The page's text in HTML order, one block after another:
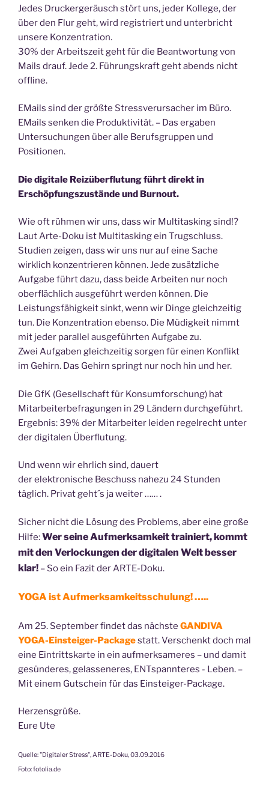
Jedes Druckergeräusch stört uns, jeder Kollege, der
über den Flur geht, wird registriert und unterbricht
unsere Konzentration.
30% der Arbeitszeit geht für die Beantwortung von
Mails drauf. Jede 2. Führungskraft geht abends nicht
offline.
EMails sind der größte Stressverursacher im Büro.
EMails senken die Produktivität. – Das ergaben
Untersuchungen über alle Berufsgruppen und
Positionen.
Die digitale Reizüberflutung führt direkt in
Erschöpfungszustände und Burnout.
Wie oft rühmen wir uns, dass wir Multitasking sind!?
Laut Arte-Doku ist Multitasking ein Trugschluss.
Studien zeigen, dass wir uns nur auf eine Sache
wirklich konzentrieren können. Jede zusätzliche
Aufgabe führt dazu, dass beide Arbeiten nur noch
oberflächlich ausgeführt werden können. Die
Leistungsfähigkeit sinkt, wenn wir Dinge gleichzeitig
tun. Die Konzentration ebenso. Die Müdigkeit nimmt
mit jeder parallel ausgeführten Aufgabe zu.
Zwei Aufgaben gleichzeitig sorgen für einen Konflikt
im Gehirn. Das Gehirn springt nur noch hin und her.
Die GfK (Gesellschaft für Konsumforschung) hat
Mitarbeiterbefragungen in 29 Ländern durchgeführt.
Ergebnis: 39% der Mitarbeiter leiden regelrecht unter
der digitalen Überflutung.
Und wenn wir ehrlich sind, dauert
der elektronische Beschuss nahezu 24 Stunden
täglich. Privat geht´s ja weiter …… .
Sicher nicht die Lösung des Problems, aber eine große
Hilfe:Wer seine Aufmerksamkeit trainiert, kommt
mit den Verlockungen der digitalen Welt besser
klar! – So ein Fazit der ARTE-Doku.
YOGA ist Aufmerksamkeitsschulung! …..
Am 25. September findet das nächste GANDIVA
YOGA-Einsteiger-Packagestatt. Verschenkt doch mal
eine Eintrittskarte in ein aufmerksameres – und damit
gesünderes, gelasseneres, ENTspannteres - Leben. –
Mit einem Gutschein für das Einsteiger-Package.
Herzensgrüße.
Eure Ute
Quelle: "Digitaler Stress", ARTE-Doku, 03.09.2016
Foto: fotolia.de